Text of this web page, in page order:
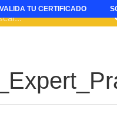
VALIDA TU CERTIFICADO